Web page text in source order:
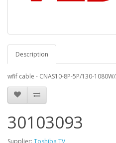
Description
wfif cable - CNAS10-8P-5P/130-
30103093
Supplier: Toshiba TV